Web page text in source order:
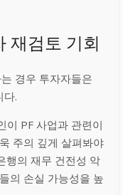
재검토 기회
경우 투자자들은
다.
이 PF 사업과 관련이
주의 깊게 살펴봐야
행의 재무 건전성 악
의 손실 가능성을 높